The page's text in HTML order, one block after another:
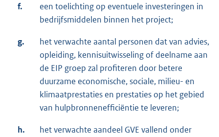
f.
een toelichting op eventuele investeringen in
bedrijfsmiddelen binnen het project;
g.
het verwachte aantal personen dat van advies,
opleiding, kennisuitwisseling of deelname aan
de EIP groep zal profiteren door betere
duurzame economische, sociale, milieu- en
klimaatprestaties en prestaties op het gebied
van hulpbronnenefficiëntie te leveren;
h.
het verwachte aandeel GVE vallend onder